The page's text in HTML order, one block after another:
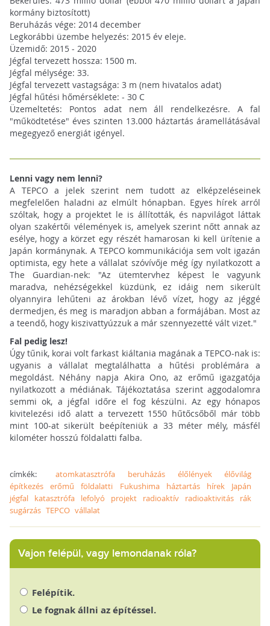
kormány biztosított)
Beruházás vége: 2014 december
Legkorábbi üzembe helyezés: 2015 év eleje.
Üzemidő: 2015 - 2020
Jégfal tervezett hossza: 1500 m.
Jégfal mélysége: 33.
Jégfal tervezett vastagsága: 3 m (nem hivatalos adat)
Jégfal hűtési hőmérséklete: - 30 C
Üzemeltetés: Pontos adat nem áll rendelkezésre. A fal
"működtetése" éves szinten 13.000 háztartás áramellátásával
megegyező energiát igényel.
Lenni vagy nem lenni?
A TEPCO a jelek szerint nem tudott az elképzeléseinek
megfelelően haladni az elmúlt hónapban. Egyes hírek arról
szóltak, hogy a projektet le is állították, és napvilágot láttak
olyan szakértői vélemények is, amelyek szerint nőtt annak az
esélye, hogy a körzet egy részét hamarosan ki kell ürítenie a
Japán kormánynak. A TEPCO kommunikációja sem volt igazán
optimista, egy hete a vállalat szóvívője még így nyilatkozott a
The Guardian-nek: "Az ütemtervhez képest le vagyunk
maradva, nehézségekkel küzdünk, ez idáig nem sikerült
olyannyira lehűteni az árokban lévő vízet, hogy az jéggé
dermedjen, és meg is maradjon abban a formájában. Most az
a teendő, hogy kiszivattyúzzuk a már szennyezetté vált vizet."
Fal pedig lesz!
Úgy tűnik, korai volt farkast kiáltania magának a TEPCO-nak is:
ugyanis a vállalat megtalálhatta a hűtési problémára a
megoldást. Néhány napja Akira Ono, az erőmű igazgatója
nyilatkozott a médiának. Tájékoztatása szerint aggodalomra
semmi ok, a jégfal időre el fog készülni. Az egy hónapos
kivitelezési idő alatt a tervezett 1550 hűtőcsőből már több
mint 100-at sikerült beépíteniük a 33 méter mély, másfél
kilométer hosszú földalatti falba.
címkék:atomkatasztrófa beruházás élőlények
élővilág
építkezés
erőmű földalatti Fukushima háztartás hírek
Japán
jégfal
katasztrófa lefolyó projekt radioaktív radioaktivitás
rák
sugárzás TEPCO vállalat
Vajon felépül, vagy lemondanak róla?
Felépítik.
Le fognak állni az építéssel.